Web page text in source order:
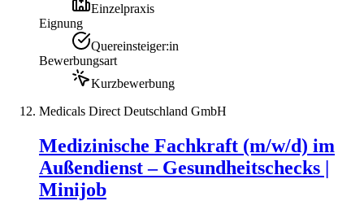
Einzelpraxis
Eignung
Quereinsteiger:in
Bewerbungsart
Kurzbewerbung
Medicals Direct Deutschland GmbH
Medizinische Fachkraft (m/w/d) im
Außendienst – Gesundheitschecks |
Minijob